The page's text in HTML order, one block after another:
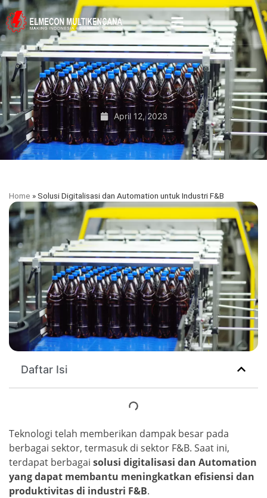
April 12, 2023
Home »Solusi Digitalisasi dan Automation untuk Industri F&B
Daftar Isi
Teknologi telah memberikan dampak besar pada
berbagai sektor, termasuk di sektor F&B. Saat ini,
terdapat berbagai solusi digitalisasi dan Automation
yang dapat membantu meningkatkan efisiensi dan
produktivitas di industri F&B.